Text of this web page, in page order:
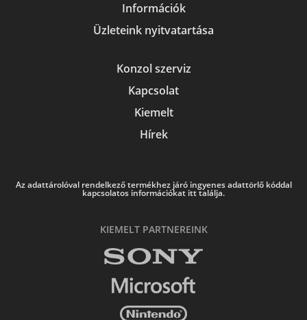
Információk
Üzleteink nyitvatartása
Konzol szerviz
Kapcsolat
Kiemelt
Hírek
Az adattárolóval rendelkező termékhez járó ingyenes adattörlő kóddal
kapcsolatos információkat itt találja.
KIEMELT PARTNEREINK